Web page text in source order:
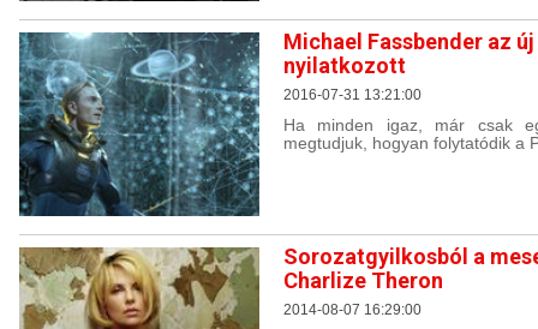
Michael Fassbender az
nyilatkozott
2016-07-31 13:21:00
Ha minden igaz, már csak
megtudjuk, hogyan folytatódik a
Sorozatgyilkosból a
Charlize Theron
2014-08-07 16:29:00